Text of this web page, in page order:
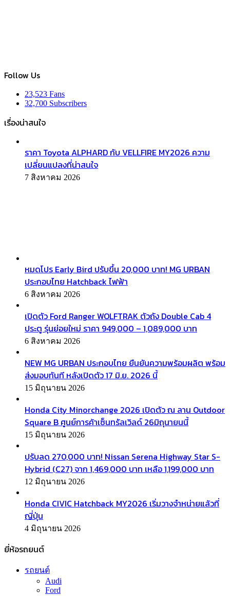
Follow Us
23,523 Fans
32,700 Subscribers
เรื่องน่าสนใจ
ราคา Toyota ALPHARD กับ VELLFIRE MY2026 ความ
เปลี่ยนแปลงที่น่าสนใจ
7 สิงหาคม 2026
หมดโปร Early Bird ปรับขึ้น 20,000 บาท! MG URBAN
ประกอบไทย Hatchback ไฟฟ้า
6 สิงหาคม 2026
เปิดตัว Ford Ranger WOLFTRAK ตัวถัง Double Cab 4
ประตู รุ่นย่อยใหม่ ราคา 949,000 – 1,089,000 บาท
6 สิงหาคม 2026
NEW MG URBAN ประกอบไทย ยืนยันความพร้อมผลิต พร้อม
ส่งมอบทันที หลังเปิดตัว 17 มิ.ย. 2026 นี้
15 มิถุนายน 2026
Honda City Minorchange 2026 เปิดตัว ณ ลาน Outdoor
Square B ศูนย์การค้าเซ็นทรัลเวิลด์ 26มิถุนายนนี้
15 มิถุนายน 2026
ปรับลด 270,000 บาท! Nissan Serena Highway Star S-
Hybrid (C27) จาก 1,469,000 บาท เหลือ 1,199,000 บาท
12 มิถุนายน 2026
Honda CIVIC Hatchback MY2026 เริ่มวางจำหน่ายแล้วที่
ญี่ปุ่น
4 มิถุนายน 2026
ยี่ห้อรถยนต์
รถยนต์
Audi
Ford